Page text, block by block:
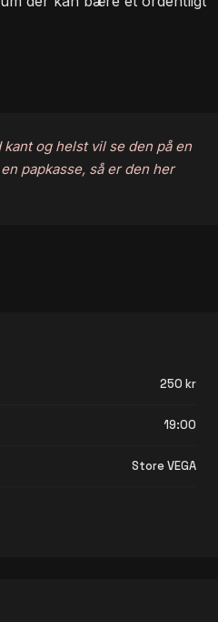
og helst vil se den på en
papkasse, så er den her
250 kr
19:00
Store VEGA